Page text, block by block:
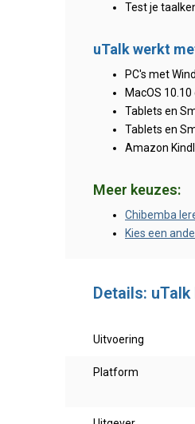
Test je
uTalk werkt
PC's met
MacOS
Tablets en
Tablets en
Amazon
Meer keuzes:
Chibemba
Kies een
Details: uTalk
Uitvoering
Platform